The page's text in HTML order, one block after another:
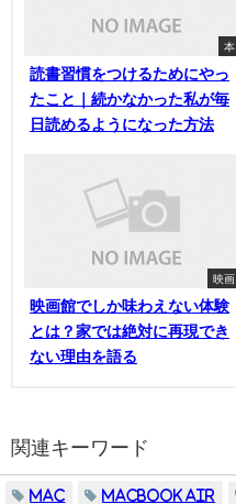
本
読書習慣をつけるためにやっ
たこと｜続かなかった私が毎
日読めるようになった方法
映画
映画館でしか味わえない体験
とは？家では絶対に再現でき
ない理由を語る
関連キーワード
MAC MacBook Air